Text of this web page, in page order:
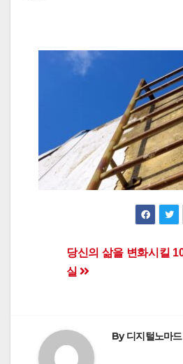
Post
navigation
당신의 삶을 변화시킬
실
By디지털노마드